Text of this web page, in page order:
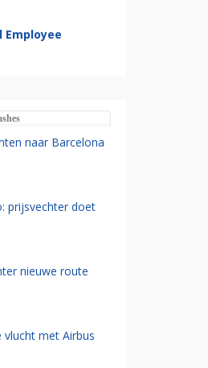
Employee
naar Barcelona
prijsvechter doet
nieuwe route
met Airbus